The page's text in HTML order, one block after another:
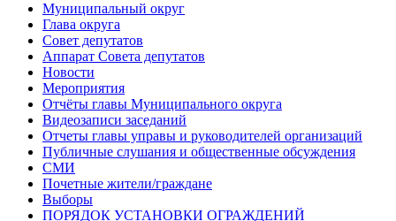
Муниципальный округ
Глава округа
Совет депутатов
Аппарат Совета депутатов
Новости
Мероприятия
Отчёты главы Муниципального округа
Видеозаписи заседаний
Отчеты главы управы и руководителей организаций
Публичные слушания и общественные обсуждения
СМИ
Почетные жители/граждане
Выборы
ПОРЯДОК УСТАНОВКИ ОГРАЖДЕНИЙ